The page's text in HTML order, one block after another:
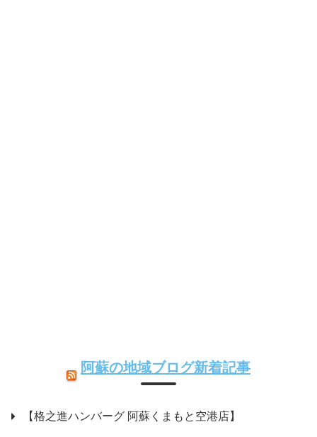
阿蘇の地域ブログ新着記事
【格之進ハンバーグ 阿蘇くまもと空港店】